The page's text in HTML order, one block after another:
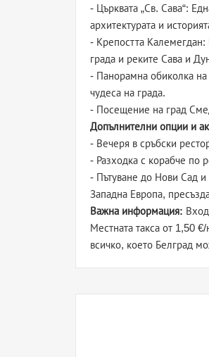
- Църквата „Св. Сава“:
архитектурата и
- Крепостта Калемегдан:
града и реките Сава и
- Панорамна обиколка на
чудеса на града.
- Посещение на град
Допълнителни опции и
- Вечеря в сръбски
- Разходка с корабче по
- Пътуване до Нови Сад и
Западна Европа,
Важна информация:
Местната такса от 1,50
всичко, което Белград